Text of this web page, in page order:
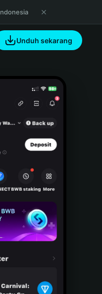
Unduh sekarang